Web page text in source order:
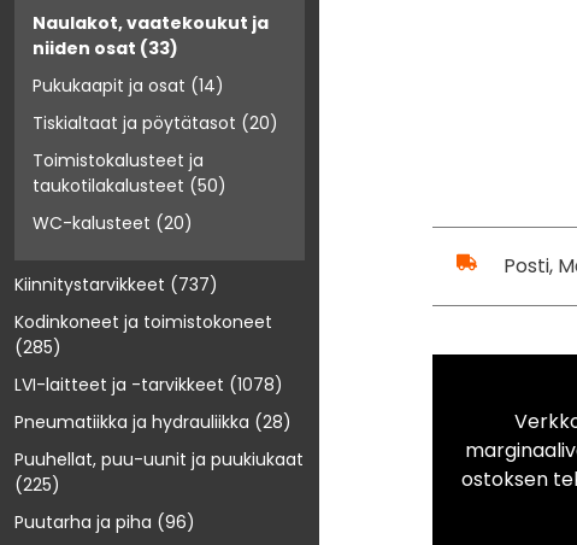
Naulakot, vaatekoukut ja
niiden osat (33)
Pukukaapit ja osat (14)
Tiskialtaat ja pöytätasot (20)
Toimistokalusteet ja
taukotilakalusteet (50)
WC-kalusteet (20)
Kiinnitystarvikkeet (737)
Kodinkoneet ja toimistokoneet
(285)
LVI-laitteet ja -tarvikkeet (1078)
Pneumatiikka ja hydrauliikka (28)
Puuhellat, puu-uunit ja puukiukaat
(225)
Puutarha ja piha (96)
Posti,
ostoksen